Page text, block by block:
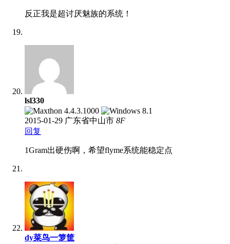
反正我是超讨厌魅族的系统！
lsl330
2015-01-29 广东省中山市 8F
回复
1Gram出硬伤啊，希望flyme系统能稳定点
dy菜鸟一箩筐